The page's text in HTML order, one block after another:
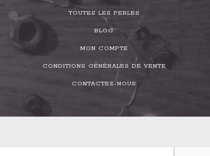
TOUTES LES PERLES
BLOG
MON COMPTE
CONDITIONS GÉNÉRALES DE VENTE
CONTACTEZ-NOUS